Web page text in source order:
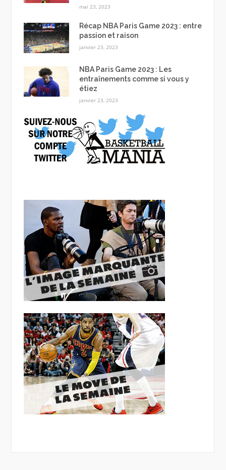
mai 23, 2023
Récap NBA Paris Game 2023 : entre
passion et raison
janvier 23, 2023
NBA Paris Game 2023 : Les
entraînements comme si vous y
étiez
janvier 23, 2023